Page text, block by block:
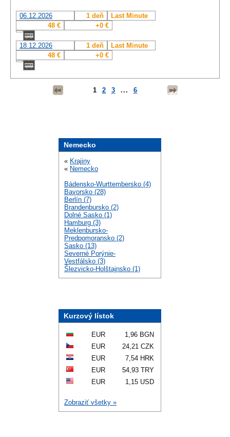
06.12.2026 1 deň
Last Minute
48 €
+0 €
18.12.2026 1 deň
Last Minute
48 €
+0 €
1 2 3 ... 6
Nemecko
« Krajiny
« Nemecko
Bádensko-Wurttembersko (4)
Bavorsko (28)
Berlín (7)
Brandenbursko (2)
Dolné Sasko (1)
Hamburg (3)
Meklenbursko-
Predpomoransko (2)
Sasko (13)
Severné Porýnie-
Vestfálsko (3)
Šlezvicko-Holštajnsko (1)
Kurzový lístok
EUR
1,96 BGN
EUR
24,21 CZK
EUR
7,54 HRK
EUR
54,93 TRY
EUR
1,15 USD
Zobraziť všetky »